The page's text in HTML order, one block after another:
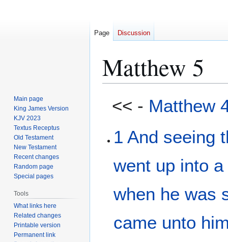
Matthew 5
<< - Matthew
1 And seeing
went up into a
when he was
came unto
Page Discussion
Main page
King James Version
KJV 2023
Textus Receptus
Old Testament
New Testament
Recent changes
Random page
Special pages
Tools
What links here
Related changes
Printable version
Permanent link